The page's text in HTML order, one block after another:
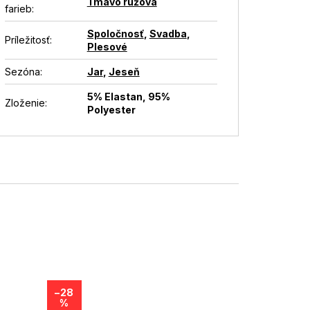
–28
%
farieb:
Príležitosť:
Spoločnosť, Svadba
Plesové
Sezóna: Jar, Jeseň
Zloženie:
5% Elastan, 95%
Polyester